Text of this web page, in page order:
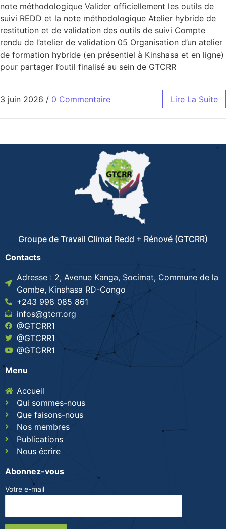
note méthodologique Valider officiellement les outils de
suivi REDD et la note méthodologique Atelier hybride de
restitution et de validation des outils de suivi Compte
rendu de l’atelier de validation 05 Organisation d’un atelier
de formation hybride (en présentiel à Kinshasa et en ligne)
pour partager l’outil finalisé au sein de GTCRR
3 juin 2026 / 0 Commentaire Lire La Suite
Groupe de Travail Climat Redd + Rénové (GTCRR)
Contacts
Adresse : 2, Avenue Kanga, Socimat, Commune de la
Gombe, Kinshasa RD-Congo
+243 998 085 861
infos@gtcrr.org
@GTCRR1
@GTCRR1
@GTCRR1
Menu
Accueil
Qui sommes-nous
Que faisons-nous
Nos membres
Publications
Nous écrire
Abonnez-vous
Votre e-mail